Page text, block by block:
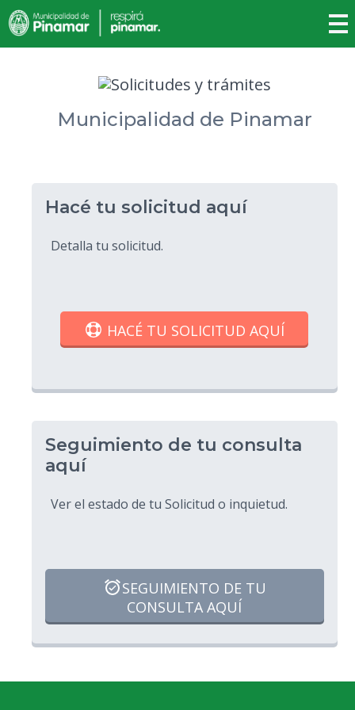
Municipalidad de Pinamar
Hacé tu solicitud aquí
Detalla tu solicitud.
HACÉ TU SOLICITUD AQUÍ
Seguimiento de tu consulta
aquí
Ver el estado de tu Solicitud o inquietud.
SEGUIMIENTO DE TU
CONSULTA AQUÍ